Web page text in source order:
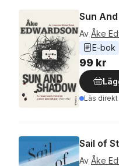
Sun
Av Åke
E-bok
99 kr
Läs
Sail of
Av Åke